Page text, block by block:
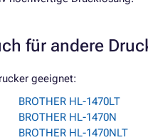
für andere
geeignet:
BROTHER HL-1470LT
BROTHER HL-1470N
BROTHER HL-1470NLT